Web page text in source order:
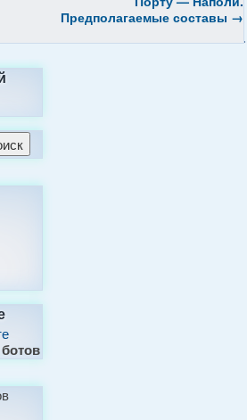
Предполагаемые составы →
ботов